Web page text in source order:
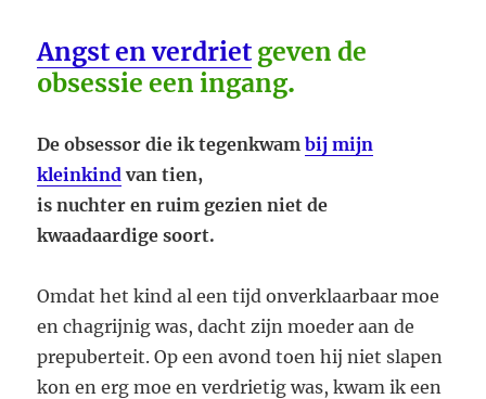
Angst en verdriet geven de
obsessie een ingang.
De obsessor die ik tegenkwambij mijn
kleinkind van tien,
is nuchter en ruim gezien niet de
kwaadaardige soort.
Omdat het kind al een tijd onverklaarbaar moe
en chagrijnig was, dacht zijn moeder aan de
prepuberteit. Op een avond toen hij niet slapen
kon en erg moe en verdrietig was, kwam ik een